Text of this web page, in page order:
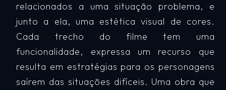
relacionados a uma situação problema, e
junto a ela, uma estética visual de cores.
Cada trecho do filme tem uma
funcionalidade, expressa um recurso que
resulta em estratégias para os personagens
saírem das situações difíceis. Uma obra que